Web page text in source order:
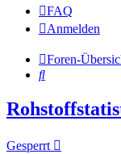
FAQ
Anmelden
Foren-
Suche
Gesperrt